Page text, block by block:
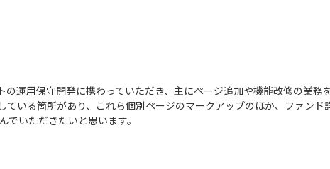
運用保守開発に携わっていただき、主にページ追加や機能改修の業務
ている箇所があり、これら個別ページのマークアップのほか、ファンド
いただきたいと思います。